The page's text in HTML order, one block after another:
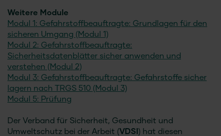
Weitere Module
Modul 1: Gefahrstoffbeauftragte: Grundlagen für den
sicheren Umgang (Modul 1)
Modul 2: Gefahrstoffbeauftragte:
Sicherheitsdatenblätter sicher anwenden und
verstehen (Modul 2)
Modul 3: Gefahrstoffbeauftragte: Gefahrstoffe sicher
lagern nach TRGS 510 (Modul 3)
Modul 5: Prüfung
Der Verband für Sicherheit, Gesundheit und
Umweltschutz bei der Arbeit (VDSI ) hat diesen